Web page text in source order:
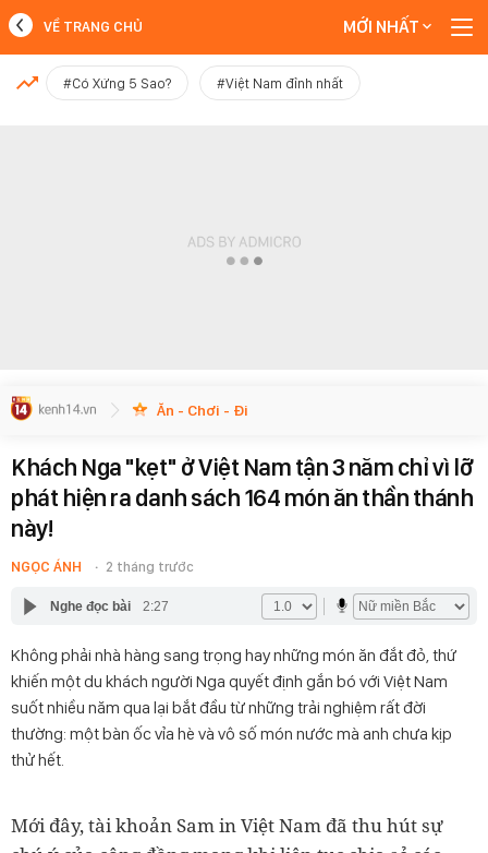
MỚI NHẤT
VỀ TRANG CHỦ MỚI NHẤT
#Có Xứng 5 Sao? #Việt Nam đỉnh nhất
Ăn - Chơi - Đi
Khách Nga "kẹt" ở Việt Nam tận 3 năm chỉ vì lỡ
phát hiện ra danh sách 164 món ăn thần thánh
này!
NGỌC ÁNH 2 tháng trước
Nghe đọc bài 2:27
Không phải nhà hàng sang trọng hay những món ăn đắt đỏ, thứ
khiến một du khách người Nga quyết định gắn bó với Việt Nam
suốt nhiều năm qua lại bắt đầu từ những trải nghiệm rất đời
thường: một bàn ốc vỉa hè và vô số món nước mà anh chưa kịp
thử hết.
Mới đây, tài khoản Sam in Việt Nam đã thu hút sự